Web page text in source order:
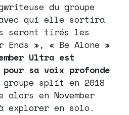
du groupe
avec qui elle sortira
seront tirés les
Ends », « Be Alone »
Ultra est
pour sa voix profonde
split en 2018
alors en November
explorer en solo.